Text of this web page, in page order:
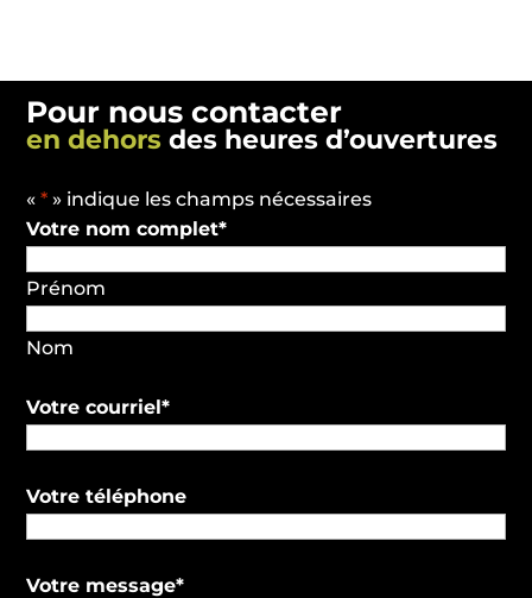
Pour nous contacter
en dehors des heures d’ouvertures
«* » indique les champs nécessaires
Votre nom complet*
Prénom
Nom
Votre courriel*
Votre téléphone
Votre message*